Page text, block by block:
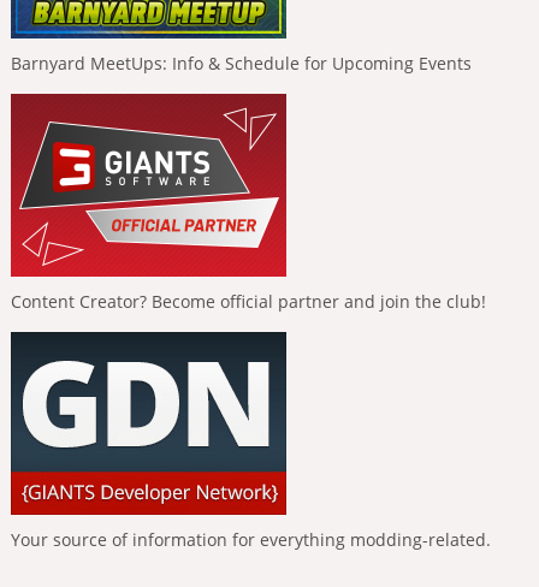
Barnyard MeetUps: Info & Schedule for Upcoming Events
Content Creator? Become official partner and join the club!
Your source of information for everything modding-related.